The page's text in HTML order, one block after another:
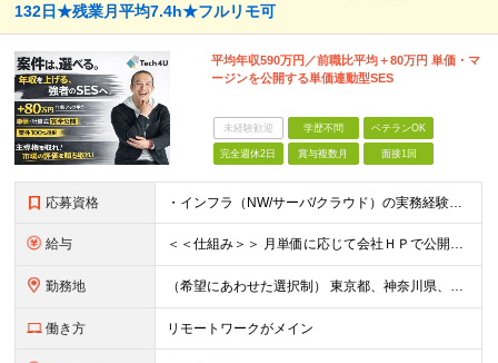
132日★残業月平均7.4h★フルリモ可
平均年収590万円／前職比平均＋80万円 単価・マ
ージンを公開する単価連動型SES
未経験歓迎 学歴不問 ベテランOK
完全週休2日 賞与複数月 面接1回
応募資格 ・インフラ（NW/サーバ/クラウド）の実務経験をお持ちの方（目安：1年以上は全員面接確定） ・インフラに興味がある未経験の方 ・学歴不問 ■ こんな方を歓迎します ・IaC（Terraform等）
給与 ＜＜仕組み＞＞ 月単価に応じて会社ＨＰで公開しているテーブルにもとづき毎月決定されます！ https://www.tech4u.dev/payroll ＜＜実績＞＞ 平均年収実績：590万円 ＜＜
勤務地 （希望にあわせた選択制） 東京都、神奈川県、埼玉県、千葉県、大阪府、兵庫県、京都府、愛知県、福岡県の各プロジェクト先 ・フル／ハイブリッドリモート案件あり ・転勤なし ・U・Iターンも歓迎＆支援可能
働き方 リモートワークがメイン